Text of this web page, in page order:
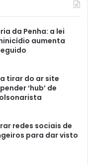
da Penha: a lei
aumenta
tirar do ar site
‘hub’ de
redes sociais de
para dar visto